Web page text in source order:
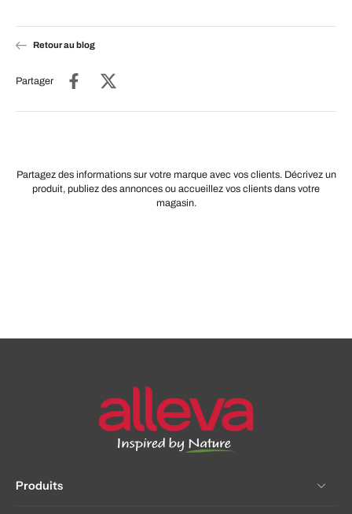
Retour au blog
Partager
Partagez des informations sur votre marque avec vos clients. Décrivez un
produit, publiez des annonces ou accueillez vos clients dans votre
magasin.
Produits